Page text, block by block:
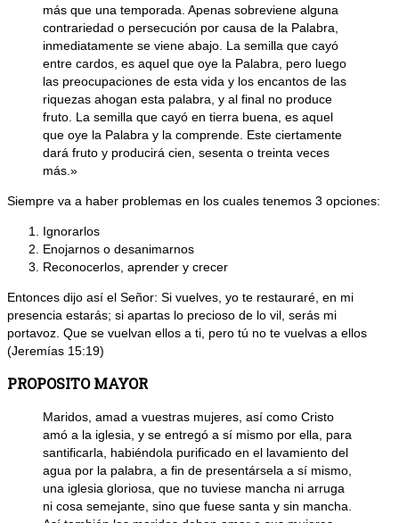
más que una temporada. Apenas sobreviene alguna
contrariedad o persecución por causa de la Palabra,
inmediatamente se viene abajo. La semilla que cayó
entre cardos, es aquel que oye la Palabra, pero luego
las preocupaciones de esta vida y los encantos de las
riquezas ahogan esta palabra, y al final no produce
fruto. La semilla que cayó en tierra buena, es aquel
que oye la Palabra y la comprende. Este ciertamente
dará fruto y producirá cien, sesenta o treinta veces
más.»
Siempre va a haber problemas en los cuales tenemos 3 opciones:
Ignorarlos
Enojarnos o desanimarnos
Reconocerlos, aprender y crecer
Entonces dijo así el Señor: Si vuelves, yo te restauraré, en mi
presencia estarás; si apartas lo precioso de lo vil, serás mi
portavoz. Que se vuelvan ellos a ti, pero tú no te vuelvas a ellos
(Jeremías 15:19)
PROPOSITO MAYOR
Maridos, amad a vuestras mujeres, así como Cristo
amó a la iglesia, y se entregó a sí mismo por ella, para
santificarla, habiéndola purificado en el lavamiento del
agua por la palabra, a fin de presentársela a sí mismo,
una iglesia gloriosa, que no tuviese mancha ni arruga
ni cosa semejante, sino que fuese santa y sin mancha.